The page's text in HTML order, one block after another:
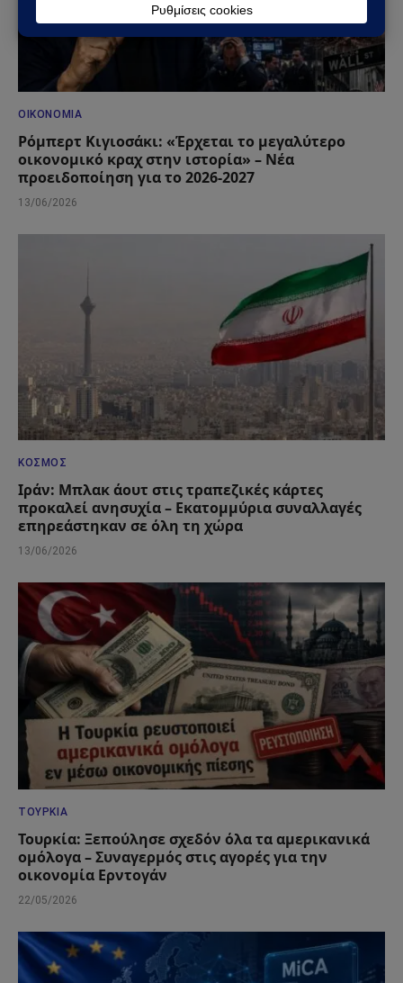
ΟΙΚΟΝΟΜΊΑ
Ρόμπερτ Κιγιοσάκι: «Έρχεται το μεγαλύτερο
οικονομικό κραχ στην ιστορία» – Νέα
προειδοποίηση για το 2026-2027
13/06/2026
ΚΌΣΜΟΣ
Ιράν: Μπλακ άουτ στις τραπεζικές κάρτες
προκαλεί ανησυχία – Εκατομμύρια συναλλαγές
επηρεάστηκαν σε όλη τη χώρα
13/06/2026
ΤΟΥΡΚΊΑ
Τουρκία: Ξεπούλησε σχεδόν όλα τα αμερικανικά
ομόλογα – Συναγερμός στις αγορές για την
οικονομία Ερντογάν
22/05/2026